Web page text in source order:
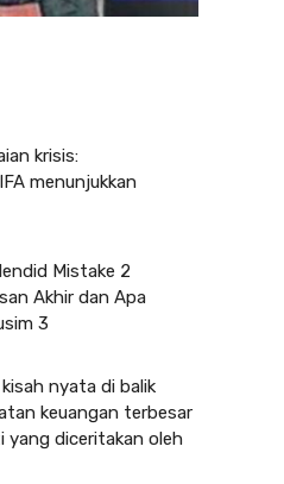
krisis:
menunjukkan
Mistake 2
Akhir dan Apa
3
nyata di balik
keuangan terbesar
yang diceritakan oleh